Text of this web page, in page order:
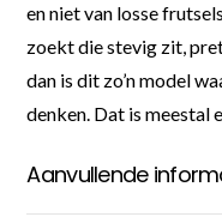
en niet van losse
zoekt die stevig zit,
dan is dit zo’n model
denken. Dat is meestal
Aanvullende